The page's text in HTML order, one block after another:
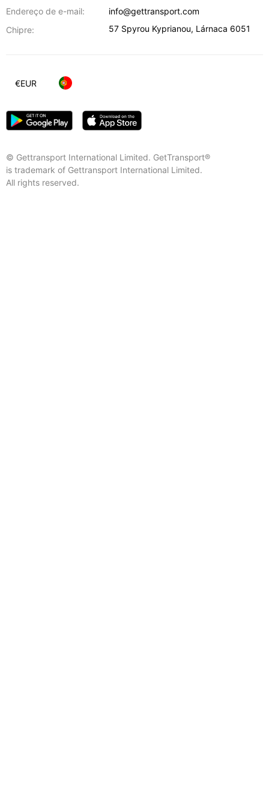
Endereço de e-mail:
info@gettransport.com
Chipre:
57 Spyrou Kyprianou, Lárnaca 6051
© Gettransport International Limited. GetTransport®
is trademark of Gettransport International Limited.
All rights reserved.
€EUR